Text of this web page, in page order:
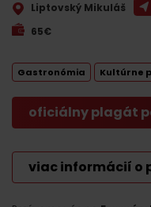
Liptovský Mikuláš
65€
Gastronómia Kultúrne
oficiálny plagát
viac informácií o